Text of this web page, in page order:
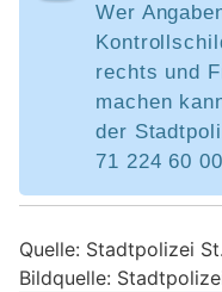
Wer
rechts und
machen
der
71 224 60
Quelle: Stadtpolizei
Bildquelle: